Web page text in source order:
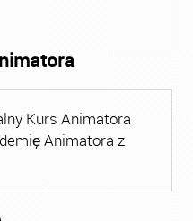
Kurs Animatora
Animatora z